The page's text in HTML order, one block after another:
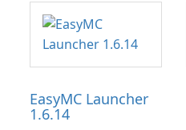
EasyMC Launcher
1.6.14